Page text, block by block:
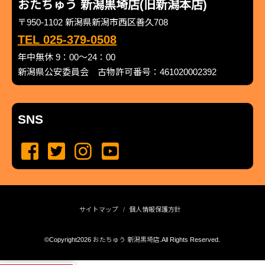
おたちゅう 新潟黒埼店(旧新潟本店)
〒950-1102 新潟県新潟市西区善久708
TEL 025-379-0508
年中無休 9：00～24：00
新潟県公安委員会 古物許可番号：461020002392
SNS
サイトマップ 個人情報保護方針
©Copyright2026 おたちゅう 新潟黒埼店 .All Rights Reserved.